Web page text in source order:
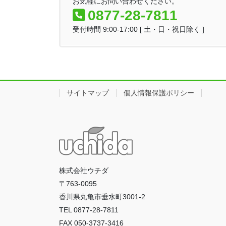
0877-28-7811
受付時間 9:00-17:00 [ 土・日・祝日除く ]
サイトマップ 個人情報保護ポリシー
株式会社ウチダ
〒763-0095
香川県丸亀市垂水町3001-2
TEL 0877-28-7811
FAX 050-3737-3416